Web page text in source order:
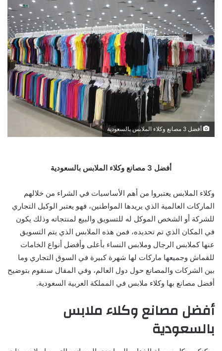
أفضل 3 مصانع وكلاء الملابس بالسعودية
أفضل 3 مصانع وكلاء الملابس بالسعودية
وكلاء الملابس يعتبروا من أهم الأساسيات في الشراء من خلالهم
الماركات العالمية الذي يريدها المواطنين، فهو يعتبر الوكيل التجاري
للشركة أو الشخص الموكل له للتسويق والبيع لمنتجاته وذلك يكون
في المكان الذي تم تحديده، فمن هذه الملابس الذي يتم التسويق
عنها كملابس الرجال وملابس النساء بأعلى وأفضل أنواع الخامات
للقماش وجميعها ماركات لها شهرة كبيرة في السوق التجاري وما
بين الشركات والمصانع حول دول العالم، وفي المقال سنقوم بتوضيح
أفضل مصانع بها وكلاء ملابس في المملكة العربية السعودية.
أفضل مصانع وكلاء ملابس
بالسعودية